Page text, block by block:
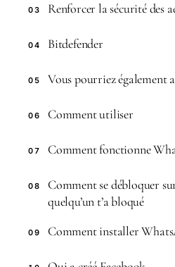
03 Renforcer la sécurité des
04 Bitdefender
05 Vous pourriez également
06 Comment utiliser
07 Comment fonctionne
08
Comment se débloquer
quelqu’un t’a bloqué
09 Comment installer